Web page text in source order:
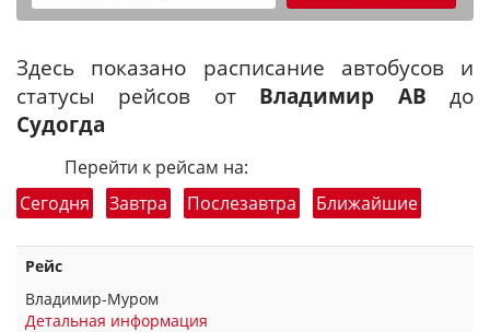
Здесь показано расписание автобусов и
статусы рейсов от Владимир АВ до
Судогда
Перейти к рейсам на:
Сегодня
Завтра Послезавтра Ближайшие
Рейс
Владимир-Муром
Детальная информация